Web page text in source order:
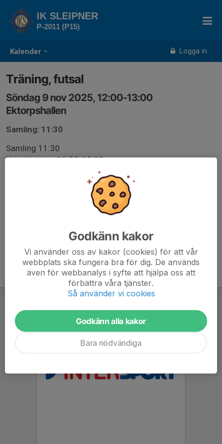
Kalender Logga in
IK SLEIPNER
P-2011 (P15)
Träning, futsal
Söndag 9 nov 2025, 12:00-13:00
Ektorpshallen
Samling: 11:30
Samling 11:30
Uppvärmning 11:30-12:00
Träning futsal 12:00-13:00
Obs. Inomhus, inneskor ska användas
Godkänn kakor
Vi använder oss av kakor (cookies) för att vår
webbplats ska fungera bra för dig. De används
även för webbanalys i syfte att hjälpa oss att
förbättra våra tjänster.
Så använder vi cookies
Godkänn alla kakor
Bara nödvändiga